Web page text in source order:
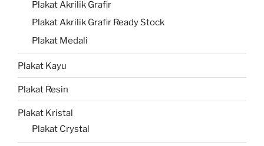
Plakat Akrilik Grafir
Plakat Akrilik Grafir Ready Stock
Plakat Medali
Plakat Kayu
Plakat Resin
Plakat Kristal
Plakat Crystal